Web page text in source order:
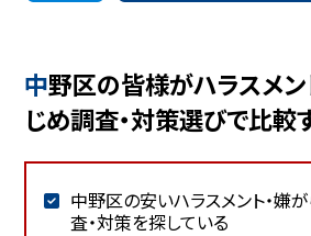
中野区の皆様がハラスメント・嫌がらせ・い
じめ調査・対策選びで比較
中野区の安いハラスメント・嫌
査・対策を探している